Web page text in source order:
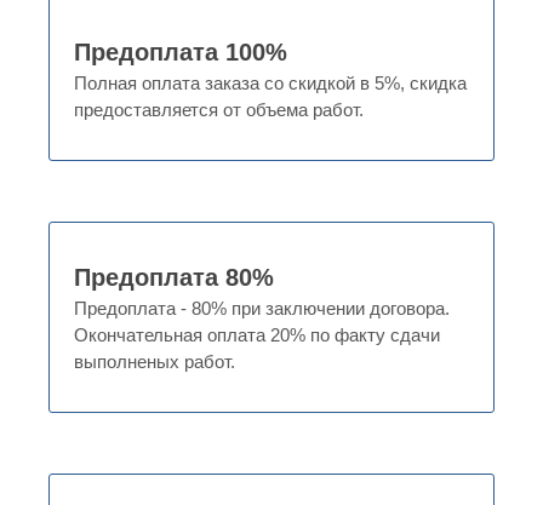
Предоплата 100%
Полная оплата заказа со скидкой в 5%, скидка
предоставляется от объема работ.
Предоплата 80%
Предоплата - 80% при заключении договора.
Окончательная оплата 20% по факту сдачи
выполненых работ.